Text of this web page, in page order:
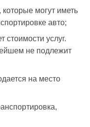
могут иметь
авто;
стоимости услуг.
не подлежит
на место